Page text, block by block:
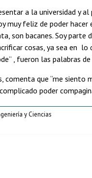
a la universidad y al
muy feliz de poder
son bacanes. Soy parte
cosas, ya sea en
, fueron las palabras
comenta que “me
poder
y Ciencias